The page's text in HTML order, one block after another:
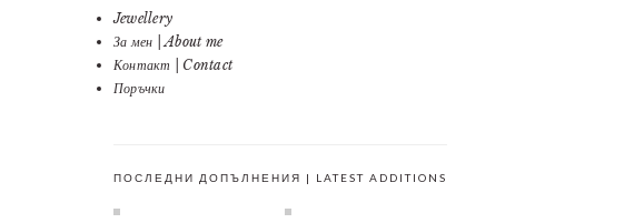
Jewellery
За мен | About me
Контакт | Contact
Поръчки
ПОСЛЕДНИ ДОПЪЛНЕНИЯ | LATEST ADDITIONS